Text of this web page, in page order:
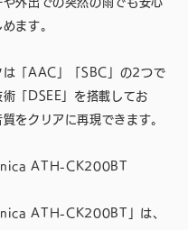
ます。
は「AAC」「SBC」の2つで
「DSEE」を搭載してお
をクリアに再現できます。
ATH-CK200BT
ATH-CK200BT」は、